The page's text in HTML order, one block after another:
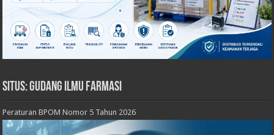
Situs: Gudang Ilmu Farmasi
Peraturan BPOM Nomor 5 Tahun 2026